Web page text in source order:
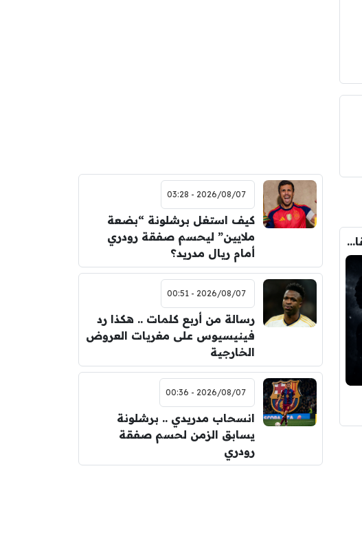
بسبب صفقة واحدة .. خيبة أمل بسوق انتقالات ريال مدريد !
2026/08/07 - 03:28
كيف استغل برشلونة “بضعة
ملايين” ليحسم صفقة رودري
أمام ريال مدريد؟
2026/08/07 - 00:51
رسالة من أربع كلمات .. هكذا رد
فينيسيوس على مغريات العروض
الخارجية
2026/08/07 - 00:36
انسحاب مدريدي .. برشلونة
يسابق الزمن لحسم صفقة
رودري